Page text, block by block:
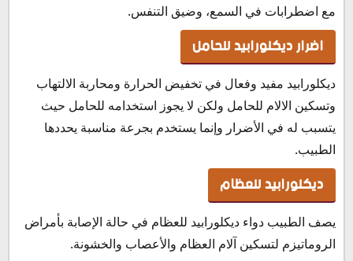
مع اضطرابات في السمع، وضيق التنفس.
اضرار ديكلورابيد للحامل
ديكلورابيد مفيد وفعال في تخفيض الحرارة ومحاربة الالتهاب
وتسكين الالام للحامل ولكن لا يجوز استخدامه للحامل حيث
يتسبب له في الأضرار وإنما يستخدم بجرعة مناسبة يحددها
الطبيب.
ديكلورابيد للعظام
يصف الطبيب دواء ديكلورابيد للعظام في حالة الإصابة بأمراض
الروماتيزم لتسكين آلام العظام والأعصاب والخشونة.